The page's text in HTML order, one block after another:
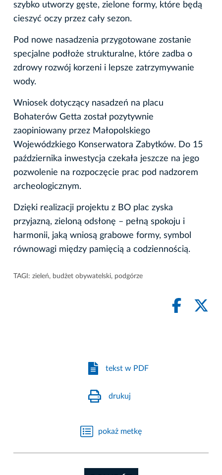
szybko utworzy gęste, zielone formy, które będą
cieszyć oczy przez cały sezon.
Pod nowe nasadzenia przygotowane zostanie
specjalne podłoże strukturalne, które zadba o
zdrowy rozwój korzeni i lepsze zatrzymywanie
wody.
Wniosek dotyczący nasadzeń na placu
Bohaterów Getta został pozytywnie
zaopiniowany przez Małopolskiego
Wojewódzkiego Konserwatora Zabytków. Do 15
października inwestycja czekała jeszcze na jego
pozwolenie na rozpoczęcie prac pod nadzorem
archeologicznym.
Dzięki realizacji projektu z BO plac zyska
przyjazną, zieloną odsłonę – pełną spokoju i
harmonii, jaką wniosą grabowe formy, symbol
równowagi między pamięcią a codziennością.
TAGI: zieleń, budżet obywatelski, podgórze
tekst w PDF
drukuj
pokaż metkę